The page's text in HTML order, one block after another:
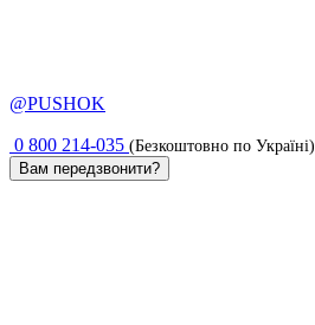
@PUSHOK
0 800 214-035 (Безкоштовно по Україні)
Вам передзвонити?